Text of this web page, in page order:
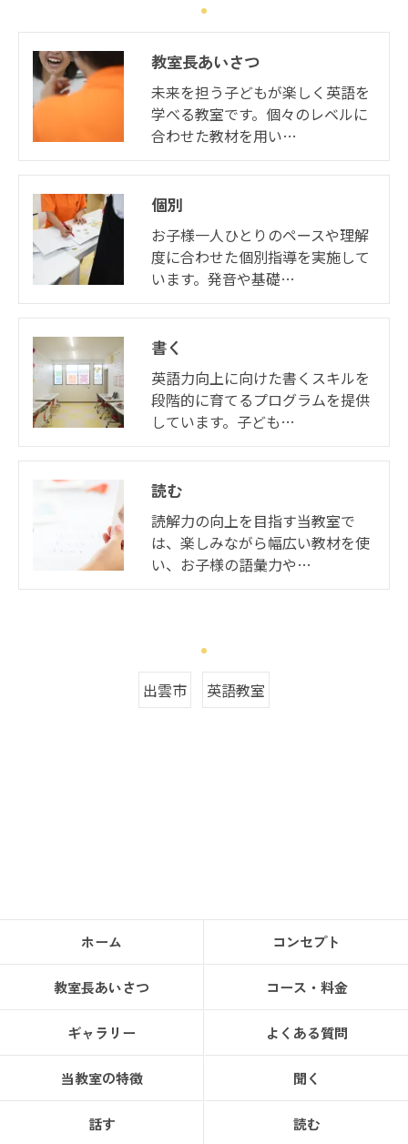
教室長あいさつ
未来を担う子どもが楽しく英語を
学べる教室です。個々のレベルに
合わせた教材を用い…
個別
お子様一人ひとりのペースや理解
度に合わせた個別指導を実施して
います。発音や基礎…
書く
英語力向上に向けた書くスキルを
段階的に育てるプログラムを提供
しています。子ども…
読む
読解力の向上を目指す当教室で
は、楽しみながら幅広い教材を使
い、お子様の語彙力や…
出雲市 英語教室
ホーム コンセプト
教室長あいさつ コース・料金
ギャラリー よくある質問
当教室の特徴 聞く
話す 読む